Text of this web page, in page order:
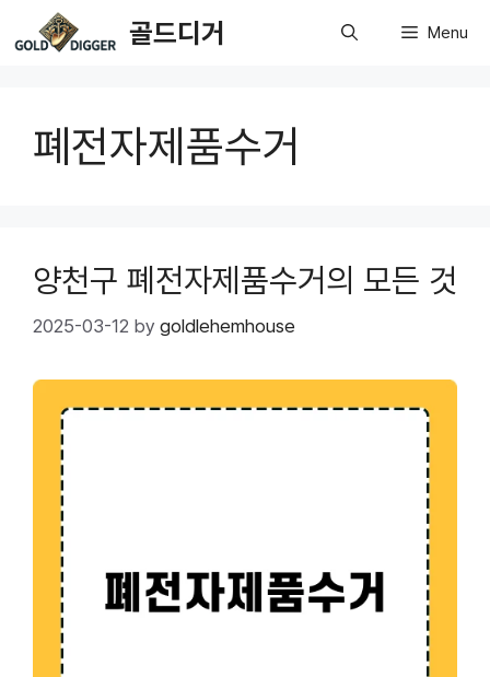
to
골드디거 Menu
폐전자제품수거
양천구 폐전자제품수거의 모든 것
2025-03-12 by goldlehemhouse